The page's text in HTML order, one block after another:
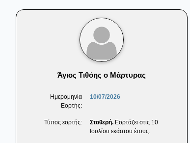
Άγιος Τιθόης ο Μάρτυρας
Ημερομηνία
Εορτής:
10/07/2026
Τύπος εορτής: Σταθερή. Εορτάζει στις 10
Ιουλίου εκάστου έτους.